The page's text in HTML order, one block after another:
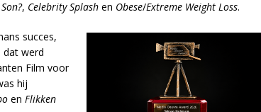
, Celebrity Splash en Obese/Extreme Weight Loss.
succes,
dat werd
Film voor
hij
en Flikken